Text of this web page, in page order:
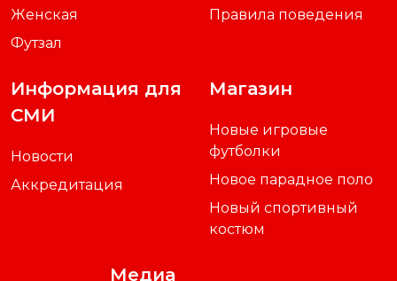
Женская
Футзал
Правила поведения
Информация для
СМИ
Новости
Аккредитация
Магазин
Новые игровые
футболки
Новое парадное поло
Новый спортивный
костюм
Медиа